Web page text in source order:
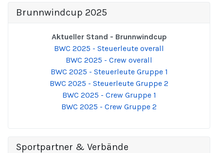
Brunnwindcup 2025
Aktueller Stand - Brunnwindcup
BWC 2025 - Steuerleute overall
BWC 2025 - Crew overall
BWC 2025 - Steuerleute Gruppe 1
BWC 2025 - Steuerleute Gruppe 2
BWC 2025 - Crew Gruppe 1
BWC 2025 - Crew Gruppe 2
Sportpartner & Verbände